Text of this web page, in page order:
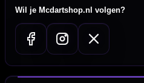
Wil je Mcdartshop.nl volgen?